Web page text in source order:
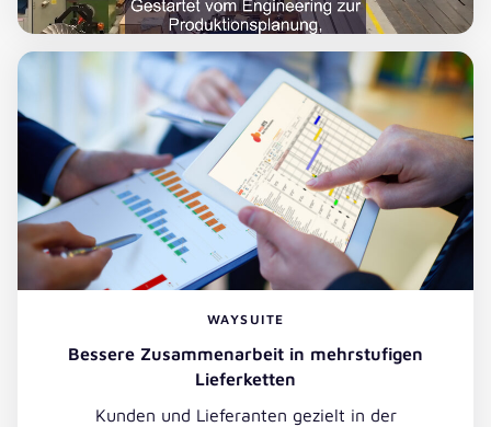
WAYSUITE
Bessere Zusammenarbeit in mehrstufigen
Lieferketten
Kunden und Lieferanten gezielt in der